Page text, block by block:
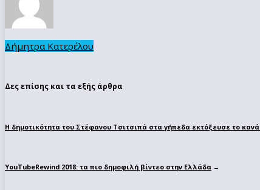
Δήμητρα Κατερέλου
Δες επίσης και τα εξής άρθρα
Η δημοτικότητα του Στέφανου Τσιτσιπά στα γήπεδα εκτόξευσε το
YouTubeRewind 2018: τα πιο δημοφιλή βίντεο στην Ελλάδα →